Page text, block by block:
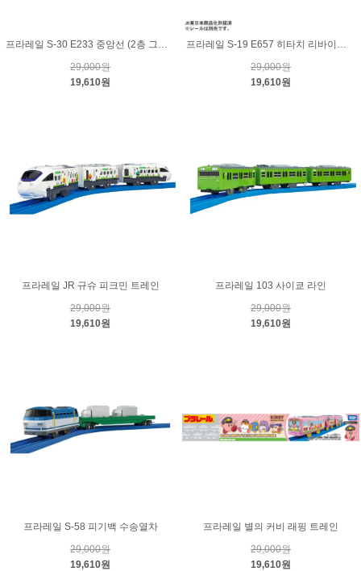
프라레일 S-30 E233 중앙선 (2층 그린카)
29,000원
19,610원
프라레일 S-19 E657 히타치 리바이벌 칼라 옐로우
29,000원
19,610원
프라레일 JR 규슈 피크민 트레인
29,000원
19,610원
프라레일 103 사이쿄 라인
29,000원
19,610원
프라레일 S-58 피기백 수송열차
29,000원
19,610원
프라레일 별의 커비 래핑 트레인
29,000원
19,610원